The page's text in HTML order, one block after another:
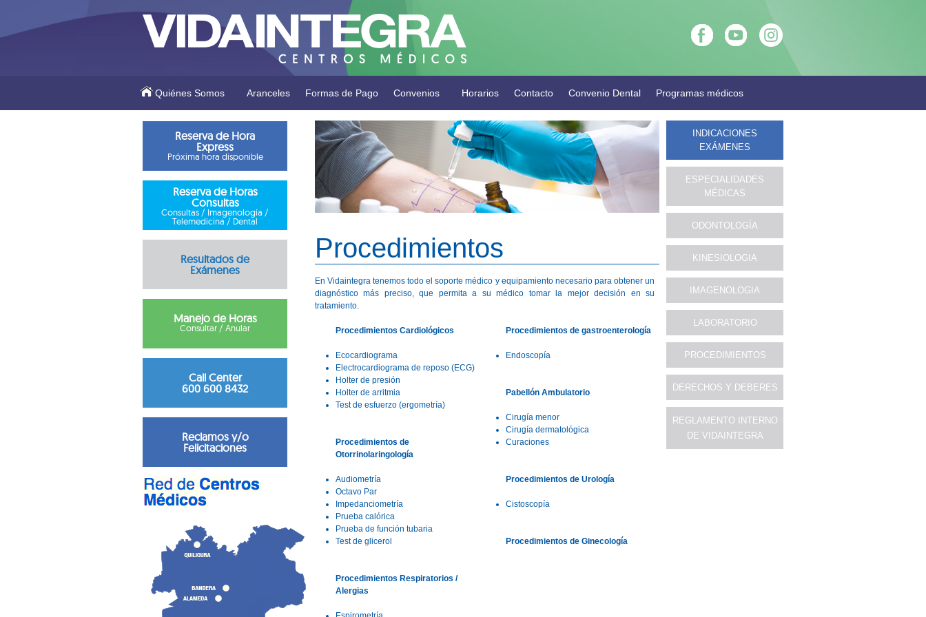
Quiénes Somos Aranceles Formas de Pago Convenios Horarios Contacto Convenio Dental Programas médicos
Reserva de Hora
Express
Próxima hora disponible
Reserva de Horas
Consultas
Consultas / Imagenología /
Telemedicina / Dental
Resultados de
Exámenes
Manejo de Horas
Consultar / Anular
Call Center
600 600 8432
Reclamos y/o
Felicitaciones
Procedimientos
En Vidaintegra tenemos todo el soporte médico y equipamiento necesario para obtener un
diagnóstico más preciso, que permita a su médico tomar la mejor decisión en su
tratamiento.
Procedimientos Cardiológicos
Ecocardiograma
Electrocardiograma de reposo (ECG)
Holter de presión
Holter de arritmia
Test de esfuerzo (ergometría)
Procedimientos de
Otorrinolaringología
Audiometría
Octavo Par
Impedanciometría
Prueba calórica
Prueba de función tubaria
Test de glicerol
Procedimientos Respiratorios /
Alergias
Procedimientos de gastroenterología
Endoscopía
Pabellón Ambulatorio
Cirugía menor
Cirugía dermatológica
Curaciones
Procedimientos de Urología
Cistoscopía
Procedimientos de Ginecología
INDICACIONES
EXÁMENES
ESPECIALIDADES
MÉDICAS
ODONTOLOGÍA
KINESIOLOGIA
IMAGENOLOGIA
LABORATORIO
PROCEDIMIENTOS
DERECHOS Y DEBERES
REGLAMENTO INTERNO
DE VIDAINTEGRA